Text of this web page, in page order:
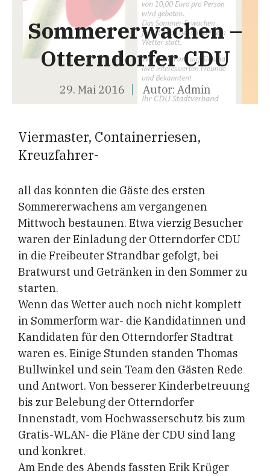
Sommererwachen –
Otterndorfer CDU
29. Mai 2016 Autor: Admin
Viermaster, Containerriesen,
Kreuzfahrer-
all das konnten die Gäste des ersten
Sommererwachens am vergangenen
Mittwoch bestaunen. Etwa vierzig Besucher
waren der Einladung der Otterndorfer CDU
in die Freibeuter Strandbar gefolgt, bei
Bratwurst und Getränken in den Sommer zu
starten.
Wenn das Wetter auch noch nicht komplett
in Sommerform war- die Kandidatinnen und
Kandidaten für den Otterndorfer Stadtrat
waren es. Einige Stunden standen Thomas
Bullwinkel und sein Team den Gästen Rede
und Antwort. Von besserer Kinderbetreuung
bis zur Belebung der Otterndorfer
Innenstadt, vom Hochwasserschutz bis zum
Gratis-WLAN- die Pläne der CDU sind lang
und konkret.
Am Ende des Abends fassten Erik Krüger